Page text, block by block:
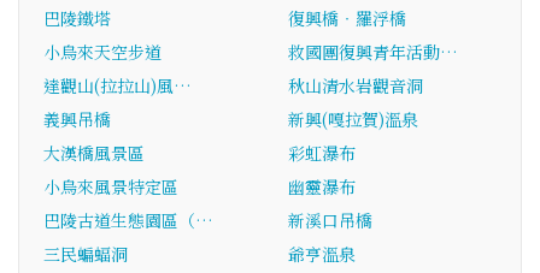
巴陵鐵塔
復興橋‧羅浮橋
小烏來天空步道
救國團復興青年活動…
達觀山(拉拉山)風…
秋山清水岩觀音洞
義興吊橋
新興(嘎拉賀)溫泉
大漢橋風景區
彩虹瀑布
小烏來風景特定區
幽靈瀑布
巴陵古道生態園區（…
新溪口吊橋
三民蝙蝠洞
爺亨溫泉